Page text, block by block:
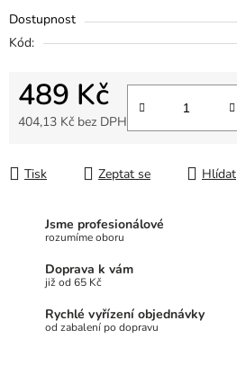
Dostupnost
Kód:
489 Kč
404,13 Kč bez DPH
Tisk Zeptat se Hlídat
Jsme profesionálové
rozumíme oboru
Doprava k vám
již od 65 Kč
Rychlé vyřízení objednávky
od zabalení po dopravu